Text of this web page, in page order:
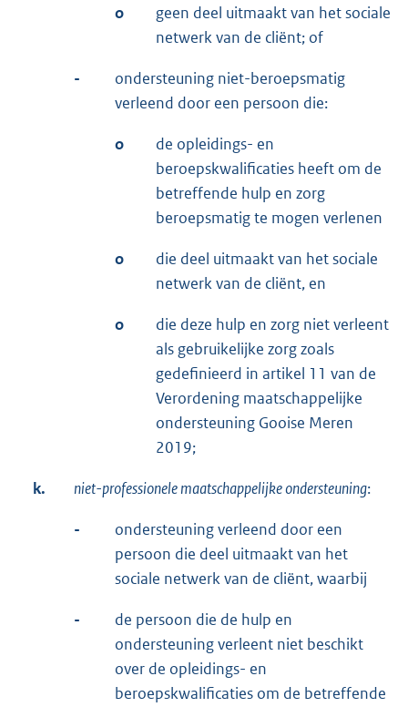
o
geen deel uitmaakt van het sociale
netwerk van de cliënt; of
-
ondersteuning niet-beroepsmatig
verleend door een persoon die:
o
de opleidings- en
beroepskwalificaties heeft om de
betreffende hulp en zorg
beroepsmatig te mogen verlenen
o
die deel uitmaakt van het sociale
netwerk van de cliënt, en
o
die deze hulp en zorg niet verleent
als gebruikelijke zorg zoals
gedefinieerd in artikel 11 van de
Verordening maatschappelijke
ondersteuning Gooise Meren
2019;
k. niet-professionele maatschappelijke ondersteuning:
-
ondersteuning verleend door een
persoon die deel uitmaakt van het
sociale netwerk van de cliënt, waarbij
-
de persoon die de hulp en
ondersteuning verleent niet beschikt
over de opleidings- en
beroepskwalificaties om de betreffende